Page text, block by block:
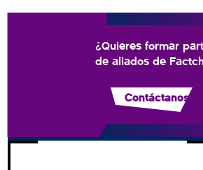
¿Quieres formar
de aliados de
Contáctanos